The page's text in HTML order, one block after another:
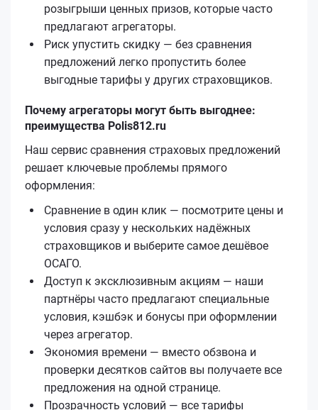
розыгрыши ценных призов, которые часто
предлагают агрегаторы.
Риск упустить скидку — без сравнения
предложений легко пропустить более
выгодные тарифы у других страховщиков.
Почему агрегаторы могут быть выгоднее:
преимущества Polis812.ru
Наш сервис сравнения страховых предложений
решает ключевые проблемы прямого
оформления:
Сравнение в один клик — посмотрите цены и
условия сразу у нескольких надёжных
страховщиков и выберите самое дешёвое
ОСАГО.
Доступ к эксклюзивным акциям — наши
партнёры часто предлагают специальные
условия, кэшбэк и бонусы при оформлении
через агрегатор.
Экономия времени — вместо обзвона и
проверки десятков сайтов вы получаете все
предложения на одной странице.
Прозрачность условий — все тарифы